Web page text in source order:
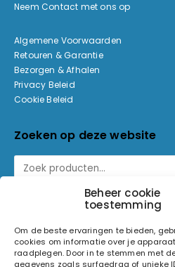
Beheer cookie
toestemming
Om de beste ervaringen te bieden,
cookies om informatie over je
raadplegen. Door in te stemmen met
gegevens zoals surfgedrag of unieke
Neem Contact met ons op
Algemene Voorwaarden
Retouren & Garantie
Bezorgen & Afhalen
Privacy Beleid
Cookie Beleid
Zoeken op deze website